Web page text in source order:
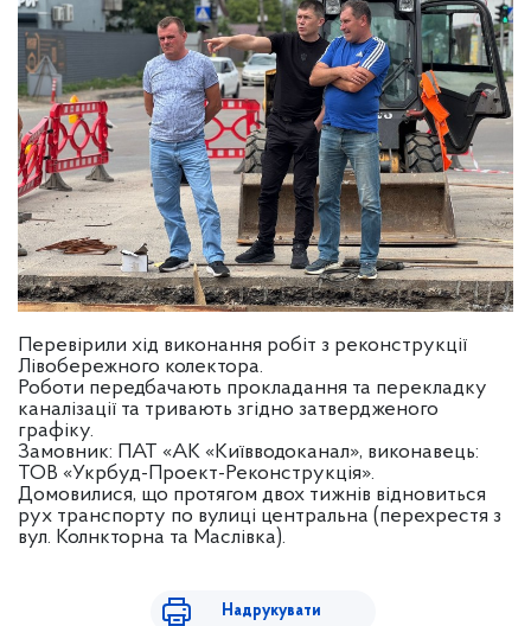
Перевірили хід виконання робіт з реконструкції
Лівобережного колектора.
Роботи передбачають прокладання та перекладку
каналізації та тривають згідно затвердженого
графіку.
Замовник: ПАТ «АК «Київводоканал», виконавець:
ТОВ «Укрбуд-Проект-Реконструкція».
Домовилися, що протягом двох тижнів відновиться
рух транспорту по вулиці центральна (перехрестя з
вул. Колнкторна та Маслівка).
Надрукувати